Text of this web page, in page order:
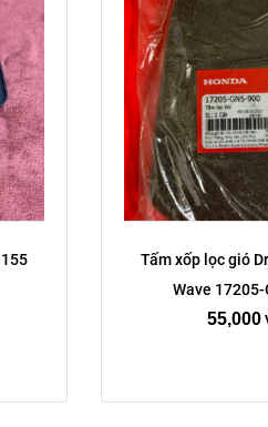
Tấm xốp lọc gió
Wave
55,000